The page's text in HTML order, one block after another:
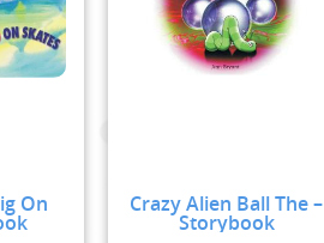
On Crazy Alien Ball The –
Storybook